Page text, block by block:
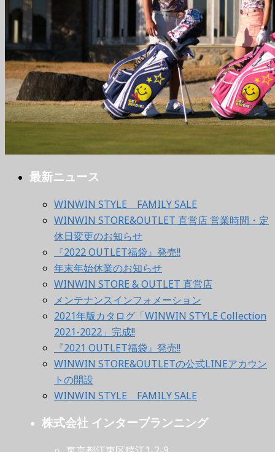
最新ニュース
WINWIN STYLE FAMILY SALE
WINWIN STORE&OUTLET 直営店 営業時間・定
休日変更のお知らせ
『2022 OUTLET福袋』発売!!
年末年始休業のお知らせ
WINWIN STORE & OUTLET 直営店
メンテナンスインフォメーション
2021年版カタログ「WINWIN STYLE Collection
2021-2022」完成!!
『2021 OUTLET福袋』発売!!
WINWIN STORE&OUTLETの公式LINEアカウン
トの開設
WINWIN STYLE FAMILY SALE
株式会社 インタープランニング